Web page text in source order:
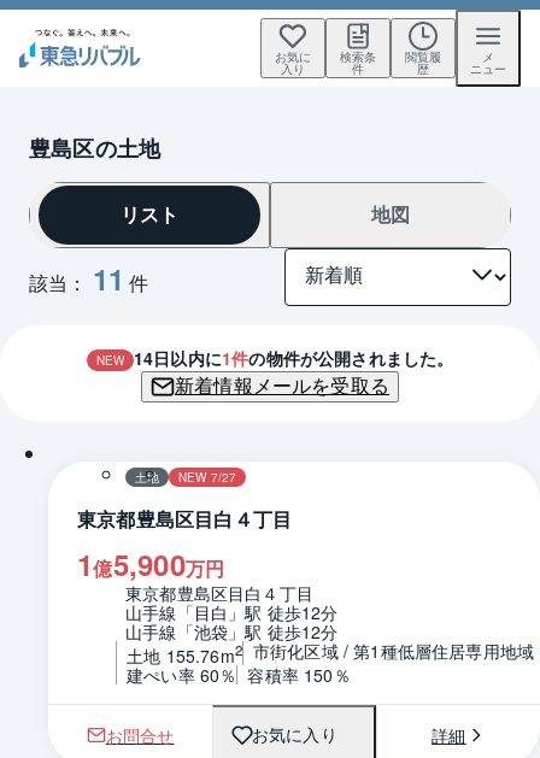
お気に
入り
検索条
件
閲覧履
歴
メ
ニュー
豊島区の土地
該当： 11 件
リスト 地図
NEW 14日以内に1件の物件が公開されました。
新着情報メールを受取る
土地 NEW 7/27
東京都豊島区目白４丁目
1億5,900万円
東京都豊島区目白４丁目
山手線「目白」駅 徒歩12分
山手線「池袋」駅 徒歩12分
土地 155.76m2 市街化区域 / 第1種低層住居専用地域
建ぺい率 60％ 容積率 150％
お問合せ お気に入り 詳細
1 / 0 区画図